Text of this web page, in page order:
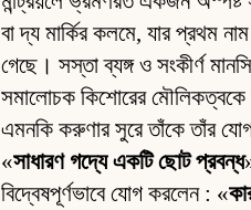
বা দ্য মার্কির কলমে, যার প্রথম
গেছে। সস্তা ব্যঙ্গ ও সংকীর্ণ
সমালোচক কিশোরের
এমনকি করুণার সুরে তাঁকে তাঁর
«সাধারণ গদ্যে একটি ছোট প্রবন্ধ
বিদ্বেষপূর্ণভাবে যোগ করলেন : «